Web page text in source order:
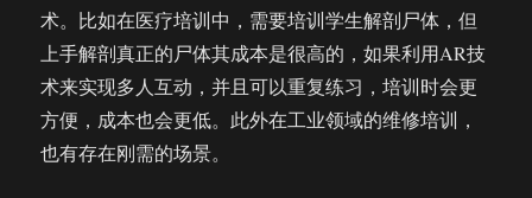
术。比如在医疗培训中，需要培训学生解剖尸体，但
上手解剖真正的尸体其成本是很高的，如果利用AR技
术来实现多人互动，并且可以重复练习，培训时会更
方便，成本也会更低。此外在工业领域的维修培训，
也有存在刚需的场景。